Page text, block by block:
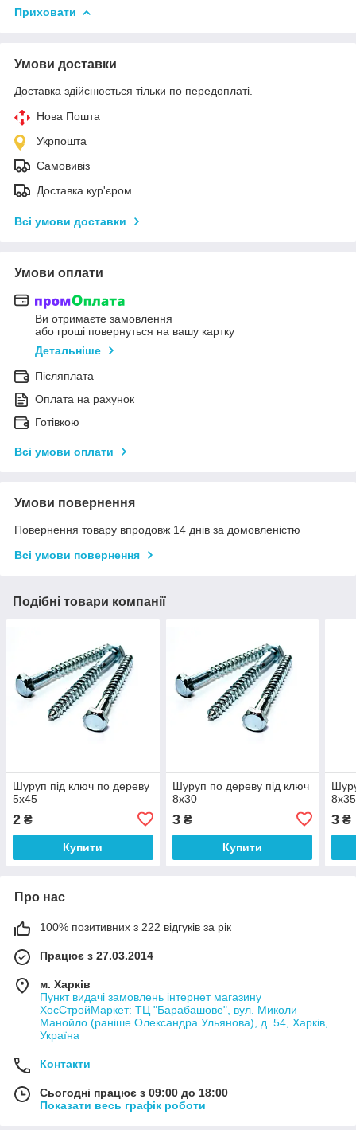
Приховати
Умови доставки
Доставка здійснюється тільки по передоплаті.
Нова Пошта
Укрпошта
Самовивіз
Доставка кур'єром
Всі умови доставки
Умови оплати
Ви отримаєте замовлення
або гроші повернуться на вашу картку
Детальніше
Післяплата
Оплата на рахунок
Готівкою
Всі умови оплати
Умови повернення
Повернення товару впродовж 14 днів за домовленістю
Всі умови повернення
Подібні товари компанії
Шуруп під ключ по дереву
5х45
2 ₴
Купити
Шуруп по дереву під ключ
8х30
3₴
Купити
8х35
3 ₴
Про нас
100% позитивних з 222 відгуків за рік
Працює з 27.03.2014
м. Харків
Пункт видачі замовлень інтернет магазину
ХосСтройМаркет: ТЦ "Барабашове", вул. Миколи
Манойло (раніше Олександра Ульянова), д. 54, Харків,
Україна
Контакти
Сьогодні працює з 09:00 до 18:00
Показати весь графік роботи